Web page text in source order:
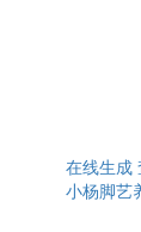
在线生成
小杨脚艺